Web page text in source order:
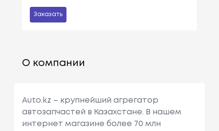
Заказать
О компании
Auto.kz – крупнейший агрегатор
автозапчастей в Казахстане. В нашем
интернет магазине более 70 млн